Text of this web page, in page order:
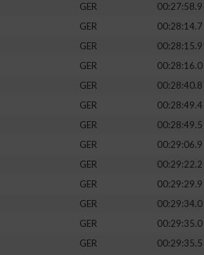
GER
00:27:58.9
GER
00:28:14.7
GER 00:28:15.9
GER
00:28:16.0
GER
00:28:40.8
GER
00:28:49.4
GER
00:28:49.5
GER 00:29:06.9
GER
00:29:22.2
GER
00:29:29.9
GER
00:29:34.0
GER
00:29:35.0
GER 00:29:35.5